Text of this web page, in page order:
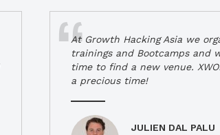
At Growth Hacking Asia we
trainings and Bootcamps and
time to find a new venue.
a precious time!
JULIEN DAL PALU